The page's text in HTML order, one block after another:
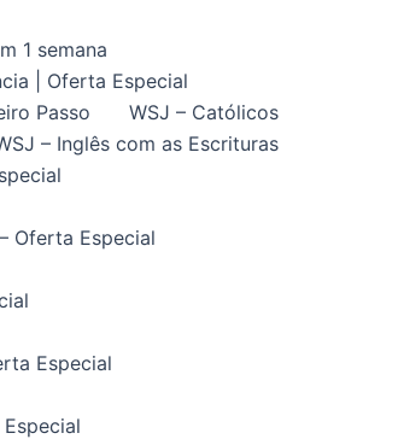
1 semana
| Oferta Especial
Passo
WSJ – Católicos
– Inglês com as Escrituras
Oferta Especial
Especial